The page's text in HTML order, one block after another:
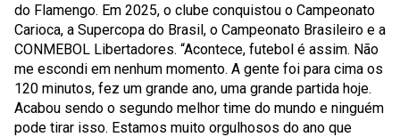
do Flamengo. Em 2025, o clube conquistou o Campeonato
Carioca, a Supercopa do Brasil, o Campeonato Brasileiro e a
CONMEBOL Libertadores. “Acontece, futebol é assim. Não
me escondi em nenhum momento. A gente foi para cima os
120 minutos, fez um grande ano, uma grande partida hoje.
Acabou sendo o segundo melhor time do mundo e ninguém
pode tirar isso. Estamos muito orgulhosos do ano que